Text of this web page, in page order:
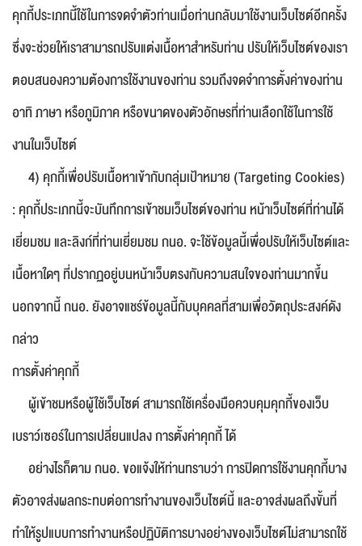
คุกกี้ประเภทนี้ใช้ในการจดจำตัวท่านเมื่อท่านกลับมาใช้งานเว็บไซต์อีกครั้ง
ซึ่งจะช่วยให้เราสามารถปรับแต่งเนื้อหาสำหรับท่าน ปรับให้เว็บไซต์ของเรา
ตอบสนองความต้องการใช้งานของท่าน รวมถึงจดจำการตั้งค่าของท่าน
อาทิ ภาษา หรือภูมิภาค หรือขนาดของตัวอักษรที่ท่านเลือกใช้ในการใช้
งานในเว็บไซต์
4) คุกกี้เพื่อปรับเนื้อหาเข้ากับกลุ่มเป้าหมาย (Targeting Cookies)
: คุกกี้ประเภทนี้จะบันทึกการเข้าชมเว็บไซต์ของท่าน หน้าเว็บไซต์ที่ท่านได้
เยี่ยมชม และลิงก์ที่ท่านเยี่ยมชม กนอ. จะใช้ข้อมูลนี้เพื่อปรับให้เว็บไซต์และ
เนื้อหาใดๆ ที่ปรากฏอยู่บนหน้าเว็บตรงกับความสนใจของท่านมากขึ้น
นอกจากนี้ กนอ. ยังอาจแชร์ข้อมูลนี้กับบุคคลที่สามเพื่อวัตถุประสงค์ดัง
กล่าว
การตั้งค่าคุกกี้
ผู้เข้าชมหรือผู้ใช้เว็บไซต์ สามารถใช้เครื่องมือควบคุมคุกกี้ของเว็บ
เบราว์เซอร์ในการเปลี่ยนแปลง การตั้งค่าคุกกี้ ได้
อย่างไรก็ตาม กนอ. ขอแจ้งให้ท่านทราบว่า การปิดการใช้งานคุกกี้บาง
ตัวอาจส่งผลกระทบต่อการทำงานของเว็บไซต์นี้ และอาจส่งผลถึงขั้นที่
ทำให้รูปแบบการทำงานหรือปฏิบัติการบางอย่างของเว็บไซต์ไม่สามารถใช้